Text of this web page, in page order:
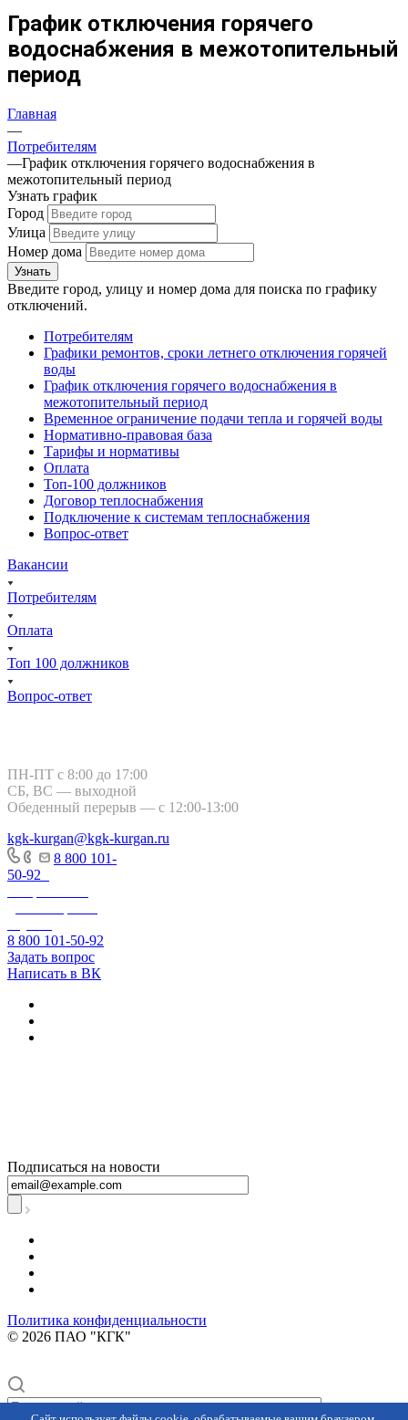
График отключения горячего
водоснабжения в межотопительный
период
Главная
—
Потребителям
—График отключения горячего водоснабжения в
межотопительный период
Узнать график
Город
Улица
Номер дома
Узнать
Введите город, улицу и номер дома для поиска по графику
отключений.
Потребителям
Графики ремонтов, сроки летнего отключения горячей
воды
График отключения горячего водоснабжения в
межотопительный период
Временное ограничение подачи тепла и горячей воды
Нормативно-правовая база
Тарифы и нормативы
Оплата
Топ-100 должников
Договор теплоснабжения
Подключение к системам теплоснабжения
Вопрос-ответ
Вакансии
Потребителям
Оплата
Топ 100 должников
Вопрос-ответ
ПН-ПТ с 8:00 до 17:00
СБ, ВС — выходной
Обеденный перерыв — с 12:00-13:00
kgk-kurgan@kgk-kurgan.ru
8 800 101-
50-92
8 800 101-50-92
Задать вопрос
Написать в ВК
Подписаться на новости
Политика конфиденциальности
© 2026 ПАО "КГК"